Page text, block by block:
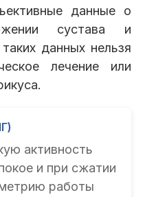
данные о
сустава и
данных нельзя
лечение или
активность
и при сжатии
работы